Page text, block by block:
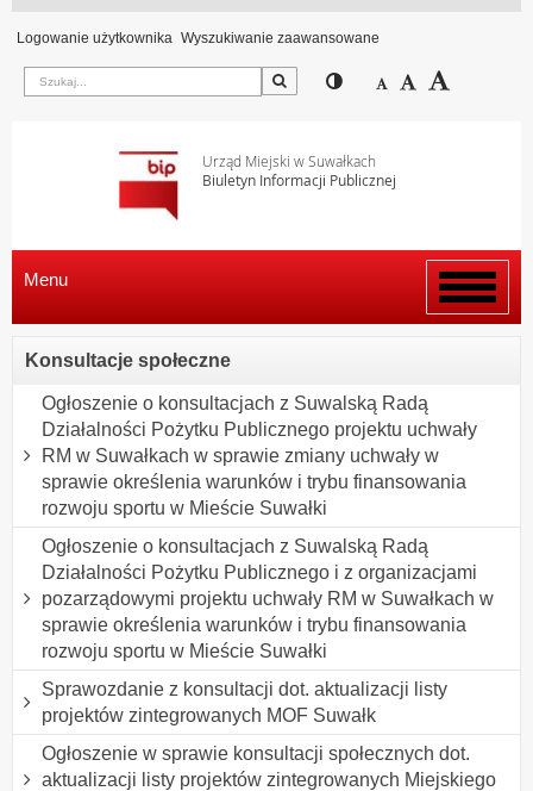
Logowanie użytkownika Wyszukiwanie zaawansowane
Szukaj Przełącz pomiędzy
Zmniejsz
Domyślny
Urząd Miejski w Suwałkach
Biuletyn Informacji Publicznej
Włącz
menu
Menu
Konsultacje społeczne
Ogłoszenie o konsultacjach z Suwalską Radą
Działalności Pożytku Publicznego projektu uchwały
RM w Suwałkach w sprawie zmiany uchwały w
sprawie określenia warunków i trybu finansowania
rozwoju sportu w Mieście Suwałki
Ogłoszenie o konsultacjach z Suwalską Radą
Działalności Pożytku Publicznego i z organizacjami
pozarządowymi projektu uchwały RM w Suwałkach w
sprawie określenia warunków i trybu finansowania
rozwoju sportu w Mieście Suwałki
Sprawozdanie z konsultacji dot. aktualizacji listy
projektów zintegrowanych MOF Suwałk
Ogłoszenie w sprawie konsultacji społecznych dot.
aktualizacji listy projektów zintegrowanych Miejskiego